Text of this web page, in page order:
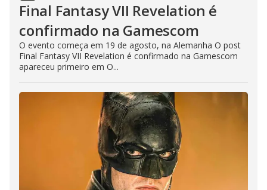
Final Fantasy VII Revelation é
confirmado na Gamescom
O evento começa em 19 de agosto, na Alemanha O post
Final Fantasy VII Revelation é confirmado na Gamescom
apareceu primeiro em O...